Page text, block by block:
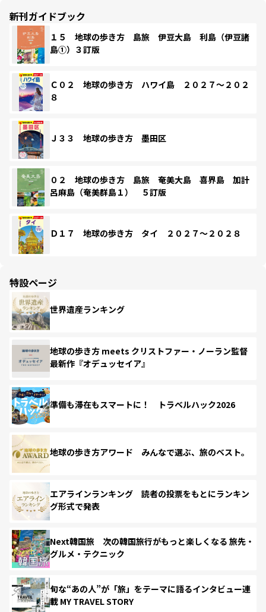
新刊ガイドブック
１５ 地球の歩き方 島旅 伊豆大島 利島（伊豆諸
島①）３訂版
Ｃ０２ 地球の歩き方 ハワイ島 ２０２７～２０２
８
Ｊ３３ 地球の歩き方 墨田区
０２ 地球の歩き方 島旅 奄美大島 喜界島 加計
呂麻島（奄美群島１） ５訂版
Ｄ１７ 地球の歩き方 タイ ２０２７～２０２８
特設ページ
世界遺産ランキング
地球の歩き方 meets クリストファー・ノーラン監督
最新作『オデュッセイア』
準備も滞在もスマートに！ トラベルハック2026
地球の歩き方アワード みんなで選ぶ、旅のベスト。
エアラインランキング 読者の投票をもとにランキン
グ形式で発表
Next韓国旅 次の韓国旅行がもっと楽しくなる 旅先・
グルメ・テクニック
旬な“あの人”が「旅」をテーマに語るインタビュー連
載 MY TRAVEL STORY